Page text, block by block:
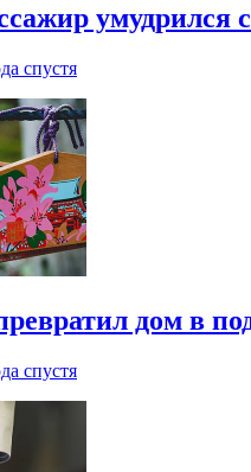
умудрился
спустя
дом в
спустя